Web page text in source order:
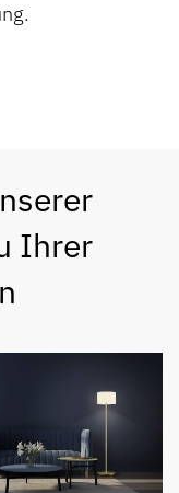
Ihrer